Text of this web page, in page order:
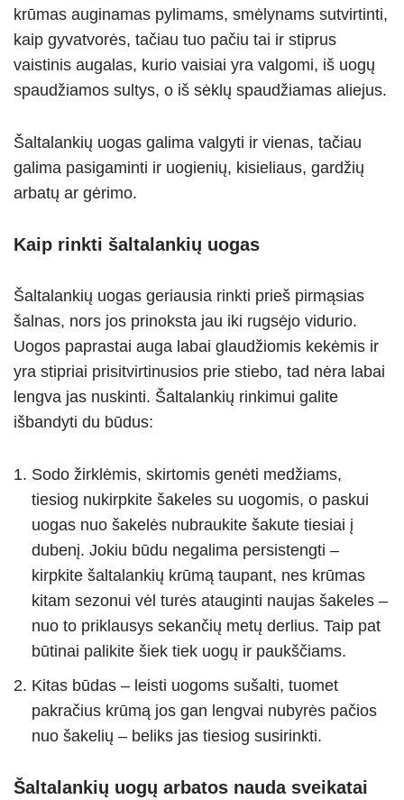
krūmas auginamas pylimams, smėlynams sutvirtinti,
kaip gyvatvorės, tačiau tuo pačiu tai ir stiprus
vaistinis augalas, kurio vaisiai yra valgomi, iš uogų
spaudžiamos sultys, o iš sėklų spaudžiamas aliejus.
Šaltalankių uogas galima valgyti ir vienas, tačiau
galima pasigaminti ir uogienių, kisieliaus, gardžių
arbatų ar gėrimo.
Kaip rinkti šaltalankių uogas
Šaltalankių uogas geriausia rinkti prieš pirmąsias
šalnas, nors jos prinoksta jau iki rugsėjo vidurio.
Uogos paprastai auga labai glaudžiomis kekėmis ir
yra stipriai prisitvirtinusios prie stiebo, tad nėra labai
lengva jas nuskinti. Šaltalankių rinkimui galite
išbandyti du būdus:
Sodo žirklėmis, skirtomis genėti medžiams,
tiesiog nukirpkite šakeles su uogomis, o paskui
uogas nuo šakelės nubraukite šakute tiesiai į
dubenį. Jokiu būdu negalima persistengti –
kirpkite šaltalankių krūmą taupant, nes krūmas
kitam sezonui vėl turės atauginti naujas šakeles –
nuo to priklausys sekančių metų derlius. Taip pat
būtinai palikite šiek tiek uogų ir paukščiams.
Kitas būdas – leisti uogoms sušalti, tuomet
pakračius krūmą jos gan lengvai nubyrės pačios
nuo šakelių – beliks jas tiesiog susirinkti.
Šaltalankių uogų arbatos nauda sveikatai